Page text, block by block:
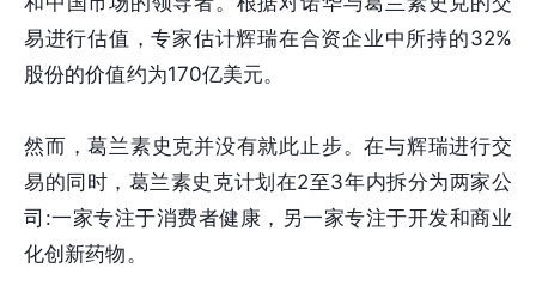
易进行估值，专家估计辉瑞在合资企业中所持的32%
股份的价值约为170亿美元。
然而，葛兰素史克并没有就此止步。在与辉瑞进行交
易的同时，葛兰素史克计划在2至3年内拆分为两家公
司:一家专注于消费者健康，另一家专注于开发和商业
化创新药物。